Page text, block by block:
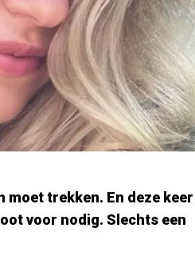
moet trekken. En deze keer
voor nodig. Slechts een